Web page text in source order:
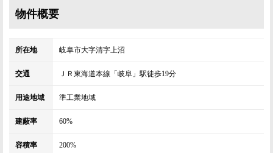
物件概要
所在地 岐阜市大字清字上沼
交通 ＪＲ東海道本線「岐阜」駅徒歩19分
用途地域 準工業地域
建蔽率 60%
容積率 200%